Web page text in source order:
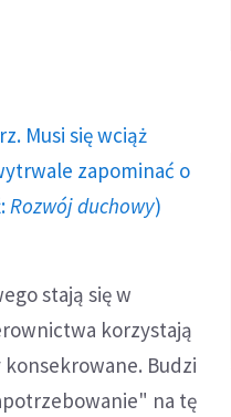
Musi się wciąż
zapominać o
Rozwój duchowy)
stają się w
korzystają
konsekrowane. Budzi
na tę